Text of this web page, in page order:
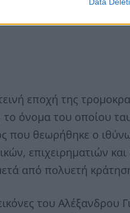
εποχή της
όνομα του οποίου
που θεωρήθηκε ο
επιχειρηματιών
από πολυετή
του Αλέξανδρου